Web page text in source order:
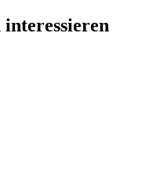
interessieren